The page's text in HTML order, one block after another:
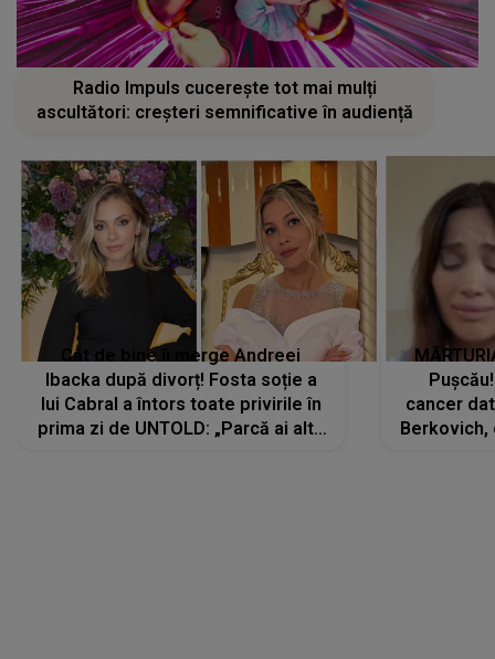
Radio Impuls cucerește tot mai mulți
ascultători: creșteri semnificative în audiență
Cât de bine îi merge Andreei
Ibacka după divorț! Fosta soție a
lui Cabral a întors toate privirile în
prima zi de UNTOLD: „Parcă ai altă
cancer